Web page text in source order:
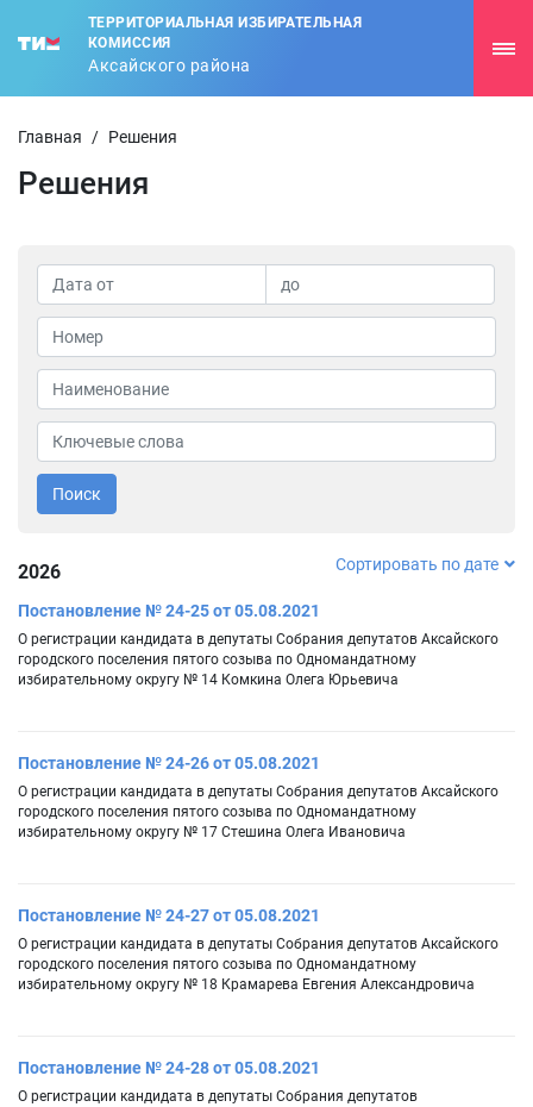
ТЕРРИТОРИАЛЬНАЯ ИЗБИРАТЕЛЬНАЯ
КОМИССИЯ
Аксайского района
Главная / Решения
Решения
Поиск
2026 Сортировать по дате
Постановление № 24-25 от 05.08.2021
О регистрации кандидата в депутаты Собрания депутатов Аксайского
городского поселения пятого созыва по Одномандатному
избирательному округу № 14 Комкина Олега Юрьевича
Постановление № 24-26 от 05.08.2021
О регистрации кандидата в депутаты Собрания депутатов Аксайского
городского поселения пятого созыва по Одномандатному
избирательному округу № 17 Стешина Олега Ивановича
Постановление № 24-27 от 05.08.2021
О регистрации кандидата в депутаты Собрания депутатов Аксайского
городского поселения пятого созыва по Одномандатному
избирательному округу № 18 Крамарева Евгения Александровича
Постановление № 24-28 от 05.08.2021
О регистрации кандидата в депутаты Собрания депутатов